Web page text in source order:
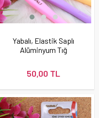
Yabalı, Elastik Saplı
Alüminyum Tığ
50,00 TL